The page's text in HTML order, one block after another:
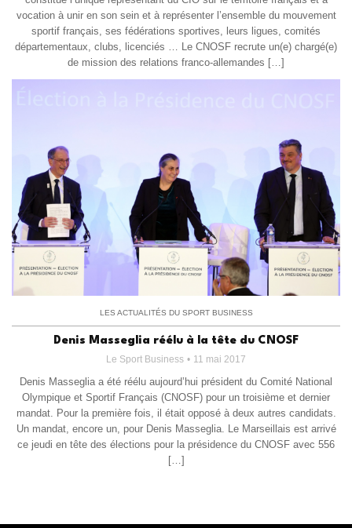
vocation à unir en son sein et à représenter l’ensemble du mouvement
sportif français, ses fédérations sportives, leurs ligues, comités
départementaux, clubs, licenciés … Le CNOSF recrute un(e) chargé(e)
de mission des relations franco‐allemandes […]
LES ACTUALITÉS DU SPORT BUSINESS
Denis Masseglia réélu à la tête du CNOSF
Le Sport Business 11 mai 2017
Denis Masseglia a été réélu aujourd’hui président du Comité National
Olympique et Sportif Français (CNOSF) pour un troisième et dernier
mandat. Pour la première fois, il était opposé à deux autres candidats.
Un mandat, encore un, pour Denis Masseglia. Le Marseillais est arrivé
ce jeudi en tête des élections pour la présidence du CNOSF avec 556
[…]